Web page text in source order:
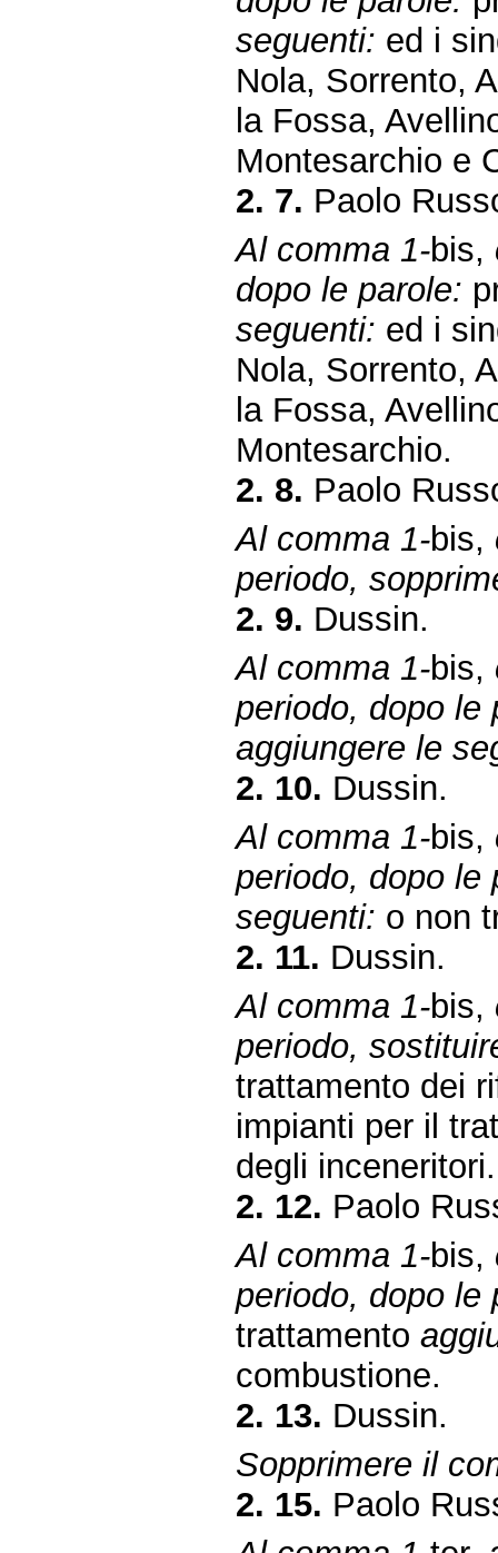
seguenti: ed i
Nola, Sorrento,
la Fossa,
Montesarchio e
2. 7. Paolo
Al comma 1-bis,
dopo le parole:
seguenti: ed i
Nola, Sorrento,
la Fossa,
Montesarchio.
2. 8. Paolo
Al comma 1-bis,
periodo,
2. 9. Dussin.
Al comma 1-bis,
periodo, dopo le
aggiungere le
2. 10. Dussin.
Al comma 1-bis,
periodo, dopo le
seguenti: o non
2. 11. Dussin.
Al comma 1-bis,
periodo,
trattamento dei
impianti per il
degli inceneritori.
2. 12. Paolo
Al comma 1-bis,
periodo, dopo le
trattamento
combustione.
2. 13. Dussin.
Sopprimere il
2. 15. Paolo